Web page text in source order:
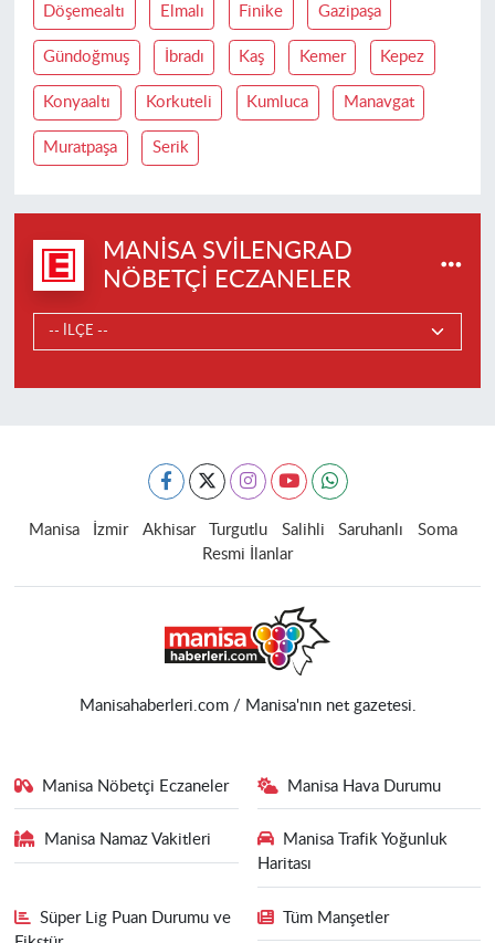
Döşemealtı Elmalı Finike Gazipaşa
Gündoğmuş İbradı Kaş Kemer Kepez
Konyaaltı Korkuteli Kumluca Manavgat
Muratpaşa Serik
MANISA SVILENGRAD
NÖBETÇI ECZANELER
Manisa İzmir Akhisar Turgutlu Salihli Saruhanlı
Soma
Resmi İlanlar
Manisahaberleri.com / Manisa'nın net gazetesi.
Manisa Nöbetçi Eczaneler Manisa Hava Durumu
Manisa Namaz Vakitleri
Manisa Trafik Yoğunluk
Haritası
Süper Lig Puan Durumu ve
Tüm Manşetler